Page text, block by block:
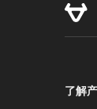
了解